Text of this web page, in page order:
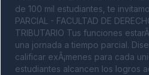
de 100 mil estudiantes, te
PARCIAL - FACULTAD DE
TRIBUTARIO Tus funciones
una jornada a tiempo parcial.
calificar exÃ¡menes para cada
estudiantes alcancen los logros